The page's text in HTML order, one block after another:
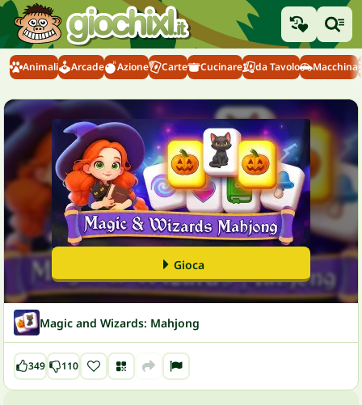
Animali Arcade Azione Carte Cucinare da Tavolo Macchina
Gioca
Magic and Wizards: Mahjong
349 110